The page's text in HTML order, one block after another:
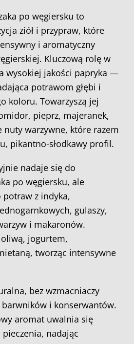
po węgiersku to
ziół i przypraw, które
i aromatyczny
Kluczową rolę w
wysokiej jakości papryka —
potrawom głębi i
koloru. Towarzyszą jej
pieprz, majeranek,
nuty warzywne, które razem
pikantno-słodkawy profil.
nadaje się do
po węgiersku, ale
potraw z indyka,
gulaszy,
i makaronów.
oliwą, jogurtem,
tworząc intensywne
bez wzmacniaczy
barwników i konserwantów.
aromat uwalnia się
nadając